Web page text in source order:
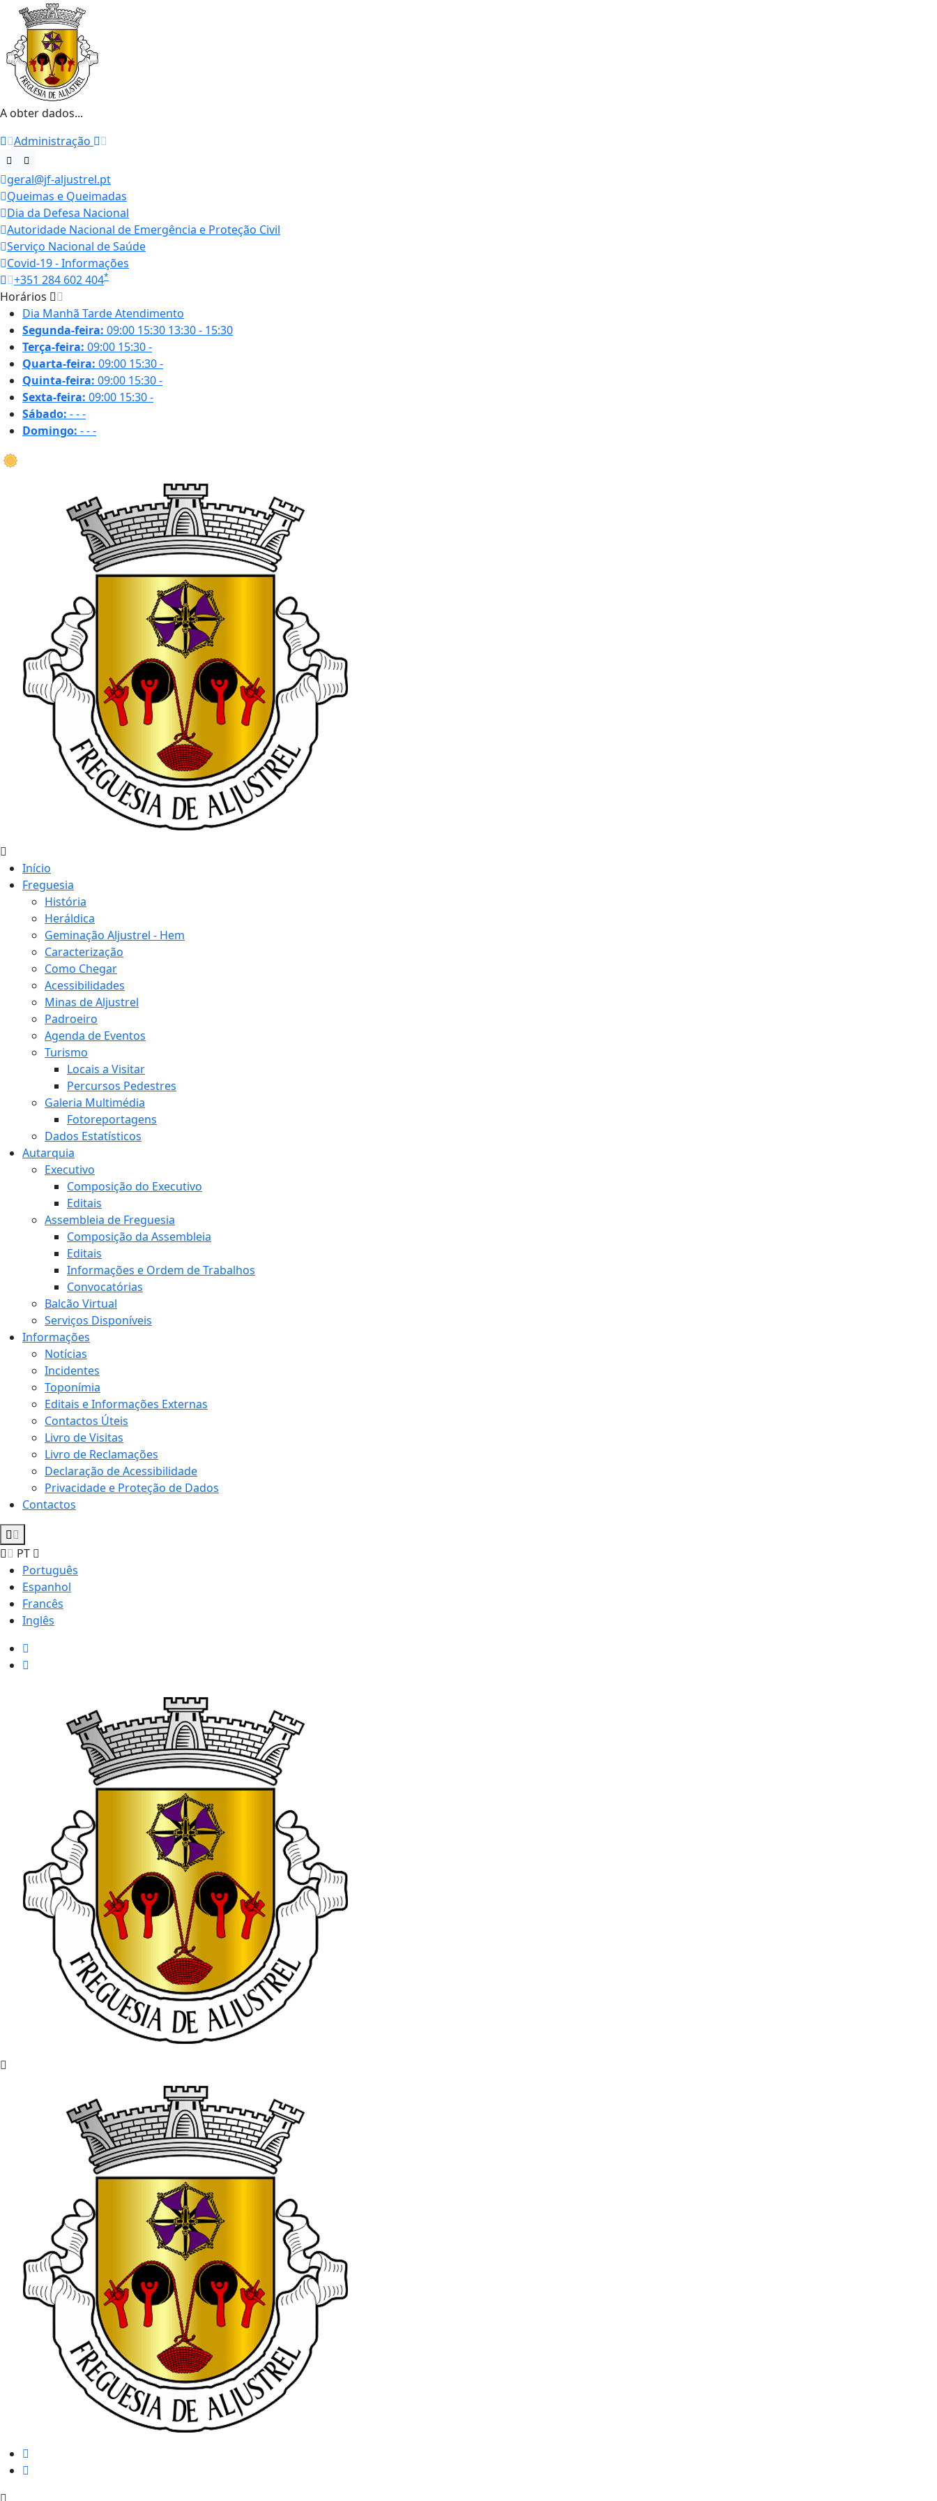
A obter dados...
Administração
geral@jf-aljustrel.pt
Queimas e Queimadas
Dia da Defesa Nacional
Autoridade Nacional de Emergência e Proteção Civil
Serviço Nacional de Saúde
Covid-19 - Informações
+351 284 602 404*
Horários
Dia Manhã TardeAtendimento
Segunda-feira: 09:00 15:30 13:30 - 15:30
Terça-feira: 09:00 15:30-
Quarta-feira: 09:00 15:30-
Quinta-feira: 09:00 15:30-
Sexta-feira: 09:00 15:30-
Sábado: ---
Domingo: ---
Início
Freguesia
História
Heráldica
Geminação Aljustrel - Hem
Caracterização
Como Chegar
Acessibilidades
Minas de Aljustrel
Padroeiro
Agenda de Eventos
Turismo
Locais a Visitar
Percursos Pedestres
Galeria Multimédia
Fotoreportagens
Dados Estatísticos
Autarquia
Executivo
Composição do Executivo
Editais
Assembleia de Freguesia
Composição da Assembleia
Editais
Informações e Ordem de Trabalhos
Convocatórias
Balcão Virtual
Serviços Disponíveis
Informações
Notícias
Incidentes
Toponímia
Editais e Informações Externas
Contactos Úteis
Livro de Visitas
Livro de Reclamações
Declaração de Acessibilidade
Privacidade e Proteção de Dados
Contactos
PT
Português
Espanhol
Francês
Inglês